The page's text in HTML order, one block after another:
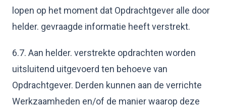
lopen op het moment dat Opdrachtgever alle door
helder. gevraagde informatie heeft verstrekt.
6.7. Aan helder. verstrekte opdrachten worden
uitsluitend uitgevoerd ten behoeve van
Opdrachtgever. Derden kunnen aan de verrichte
Werkzaamheden en/of de manier waarop deze